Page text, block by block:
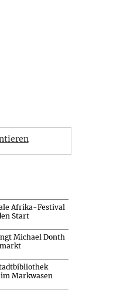
Afrika-Festival
Start
Michael Donth
Markwasen